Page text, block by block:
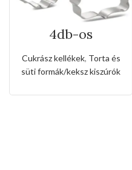
4db-os
rozsdamentes
kiszúró készlet
Cukrász kellékek, Torta és
süti formák/keksz kiszúrók